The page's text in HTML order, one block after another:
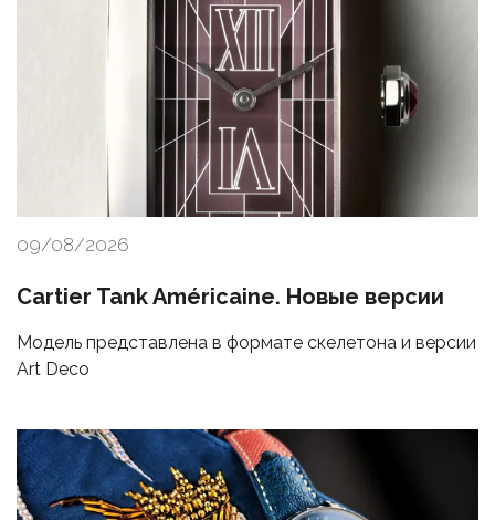
09/08/2026
Cartier Tank Américaine. Новые версии
Модель представлена в формате скелетона и версии
Art Deco